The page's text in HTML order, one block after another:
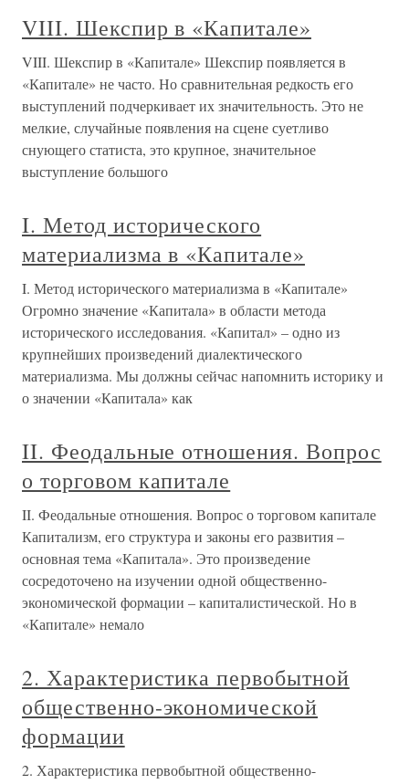
VIII. Шекспир в «Капитале»
VIII. Шекспир в «Капитале» Шекспир появляется в
«Капитале» не часто. Но сравнительная редкость его
выступлений подчеркивает их значительность. Это не
мелкие, случайные появления на сцене суетливо
снующего статиста, это крупное, значительное
выступление большого
I. Метод исторического
материализма в «Капитале»
I. Метод исторического материализма в «Капитале»
Огромно значение «Капитала» в области метода
исторического исследования. «Капитал» – одно из
крупнейших произведений диалектического
материализма. Мы должны сейчас напомнить историку и
о значении «Капитала» как
II. Феодальные отношения. Вопрос
о торговом капитале
II. Феодальные отношения. Вопрос о торговом капитале
Капитализм, его структура и законы его развития –
основная тема «Капитала». Это произведение
сосредоточено на изучении одной общественно-
экономической формации – капиталистической. Но в
«Капитале» немало
2. Характеристика первобытной
общественно-экономической
формации
2. Характеристика первобытной общественно-